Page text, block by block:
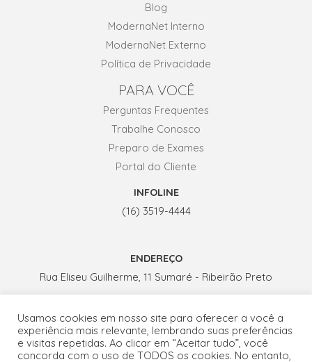
Blog
ModernaNet Interno
ModernaNet Externo
Política de Privacidade
PARA VOCÊ
Perguntas Frequentes
Trabalhe Conosco
Preparo de Exames
Portal do Cliente
INFOLINE
(16) 3519-4444
ENDEREÇO
Rua Eliseu Guilherme, 11 Sumaré - Ribeirão Preto
HORÁRIO DE ATENDIMENTO
Seg. a Sex.: 07h - 19h
Usamos cookies em nosso site para oferecer a você a
experiência mais relevante, lembrando suas preferências
e visitas repetidas. Ao clicar em “Aceitar tudo”, você
concorda com o uso de TODOS os cookies. No entanto,